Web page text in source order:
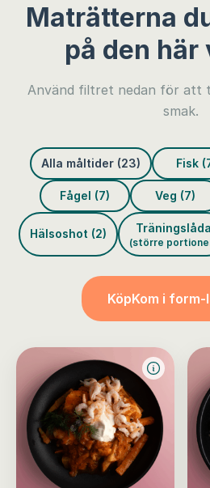
Maträtterna
på den här
Använd filtret nedan för att
smak.
Alla måltider (23) Fisk
Fågel (7) Veg (7)
Hälsoshot (2) Träningslåda
(större
KöpKom i form-